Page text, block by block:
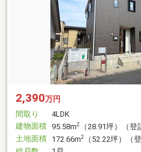
2,390万円
間取り
4LDK
建物面積 95.58m2
（28.91坪）（登
土地面積 172.66m2
（52.22坪）（登